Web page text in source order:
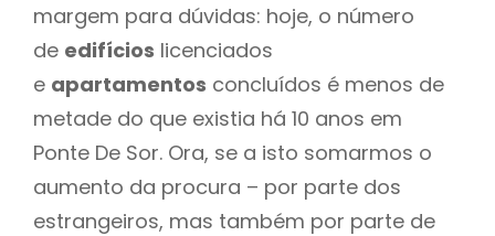
margem para dúvidas: hoje, o número
de edifícios licenciados
e apartamentos concluídos é menos de
metade do que existia há 10 anos em
Ponte De Sor. Ora, se a isto somarmos o
aumento da procura – por parte dos
estrangeiros, mas também por parte de